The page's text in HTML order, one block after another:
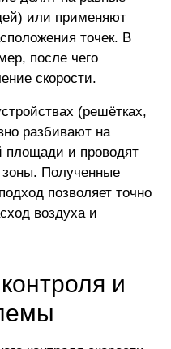
или применяют
точек. В
после чего
скорости.
(решётках,
разбивают на
площади и проводят
зоны. Полученные
позволяет точно
воздуха и
и